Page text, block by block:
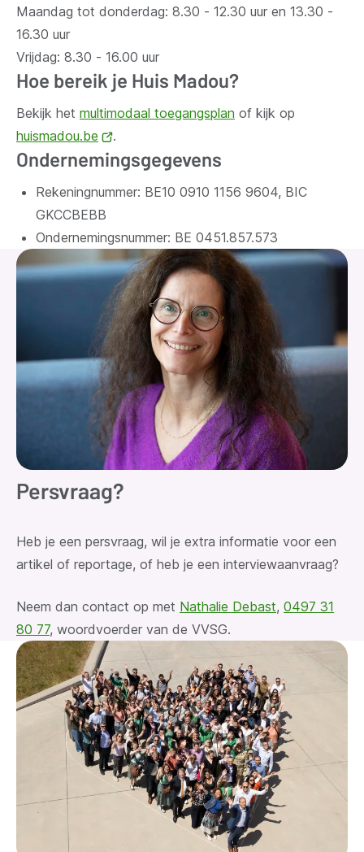
Maandag tot donderdag: 8.30 - 12.30 uur en 13.30 -
16.30 uur
Vrijdag: 8.30 - 16.00 uur
Hoe bereik je Huis Madou?
Bekijk het multimodaal toegangsplan of kijk op
huismadou.be
(opent
nieuw
.
Ondernemingsgegevens
Rekeningnummer: BE10 0910 1156 9604, BIC
GKCCBEBB
Ondernemingsnummer: BE 0451.857.573
Persvraag?
Heb je een persvraag, wil je extra informatie voor een
artikel of reportage, of heb je een interviewaanvraag?
Neem dan contact op met Nathalie Debast, 0497 31
80 77, woordvoerder van de VVSG.